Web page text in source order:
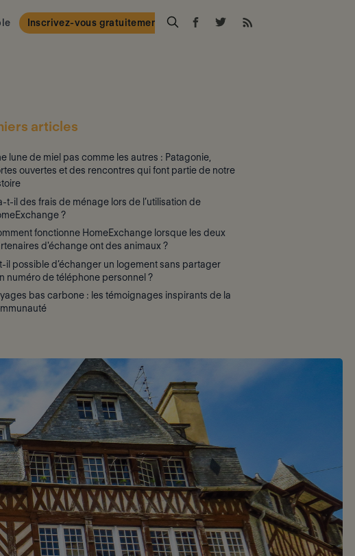
Inscrivez-vous gratuitement
articles
lune de miel pas comme les autres : Patagonie,
ouvertes et des rencontres qui font partie de notre
t-il des frais de ménage lors de l’utilisation de
?
fonctionne HomeExchange lorsque les deux
d'échange ont des animaux ?
il possible d’échanger un logement sans partager
numéro de téléphone personnel ?
bas carbone : les témoignages inspirants de la